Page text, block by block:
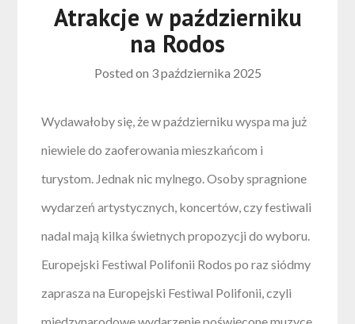
Atrakcje w październiku
na Rodos
Posted on 3 października 2025
Wydawałoby się, że w październiku wyspa ma już
niewiele do zaoferowania mieszkańcom i
turystom. Jednak nic mylnego. Osoby spragnione
wydarzeń artystycznych, koncertów, czy festiwali
nadal mają kilka świetnych propozycji do wyboru.
Europejski Festiwal Polifonii Rodos po raz siódmy
zaprasza na Europejski Festiwal Polifonii, czyli